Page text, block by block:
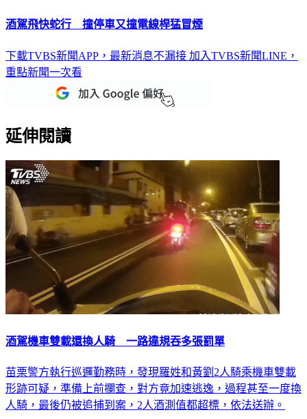
酒駕飛快蛇行 撞停車又撞電線桿猛冒煙
下載TVBS新聞APP，最新消息不漏接 加入TVBS新聞LINE，
重點新聞一次看
延伸閱讀
酒駕機車雙載還換人騎 一路違規吞多張罰單
苗栗警方執行巡邏勤務時，發現羅姓和黃劉2人騎乘機車雙載
形跡可疑，準備上前攔查，對方竟加速逃逸，過程甚至一度換
人騎，最後仍被追捕到案，2人酒測值都超標，依法送辦。